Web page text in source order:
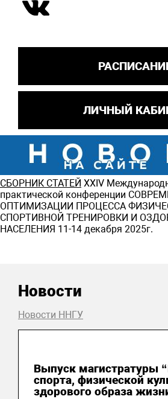
ЛИЧНЫЙ
СБОРНИК СТАТЕЙ ХXIV
практической конференции
ОПТИМИЗАЦИИ ПРОЦЕССА
СПОРТИВНОЙ ТРЕНИРОВКИ И
НАСЕЛЕНИЯ 11-14 декабря 2025г.
Новости
Новости ННГУ
Выпуск магистратуры
спорта, физической
здорового образа